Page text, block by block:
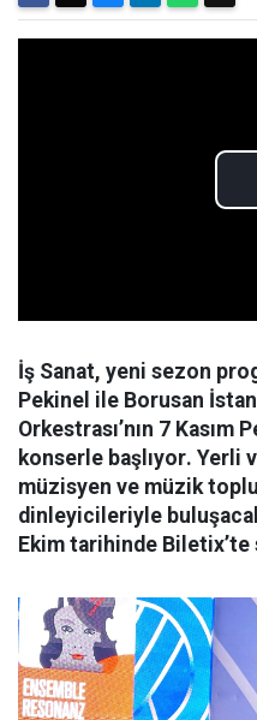
İş Sanat, yeni sezon
Pekinel ile Borusan
Orkestrası’nın 7 Kasım
konserle başlıyor. Yerli
müzisyen ve müzik
dinleyicileriyle
Ekim tarihinde Biletix’te